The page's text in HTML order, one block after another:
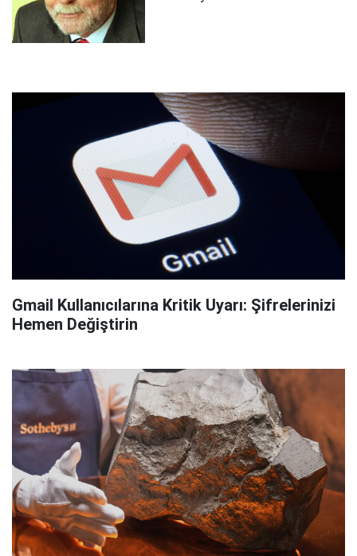
Gmail Kullanıcılarına Kritik Uyarı: Şifrelerinizi
Hemen Değiştirin